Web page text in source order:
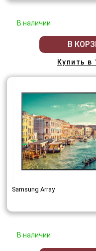
В наличии
В
Купить в
Samsung Array
В наличии